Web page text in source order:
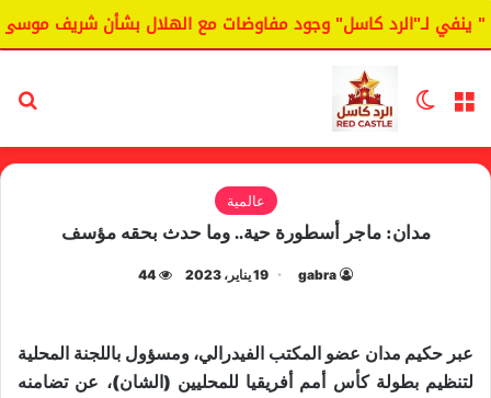
ينفي لـ"الرد كاسل" وجود مفاوضات مع الهلال بشأن شريف موسى.
القائمة الوضع المظلم
عالمية
مدان: ماجر أسطورة حية.. وما حدث بحقه مؤسف
gabra 19 يناير، 2023 44
عبر حكيم مدان عضو المكتب الفيدرالي، ومسؤول باللجنة المحلية
لتنظيم بطولة كأس أمم أفريقيا للمحليين (الشان)، عن تضامنه